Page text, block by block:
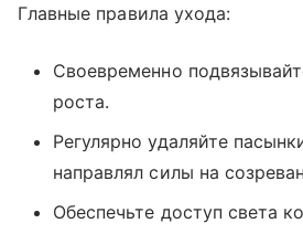
Главные правила ухода:
Своевременно
роста.
Регулярно удаляйте
направлял силы на
Обеспечьте доступ света